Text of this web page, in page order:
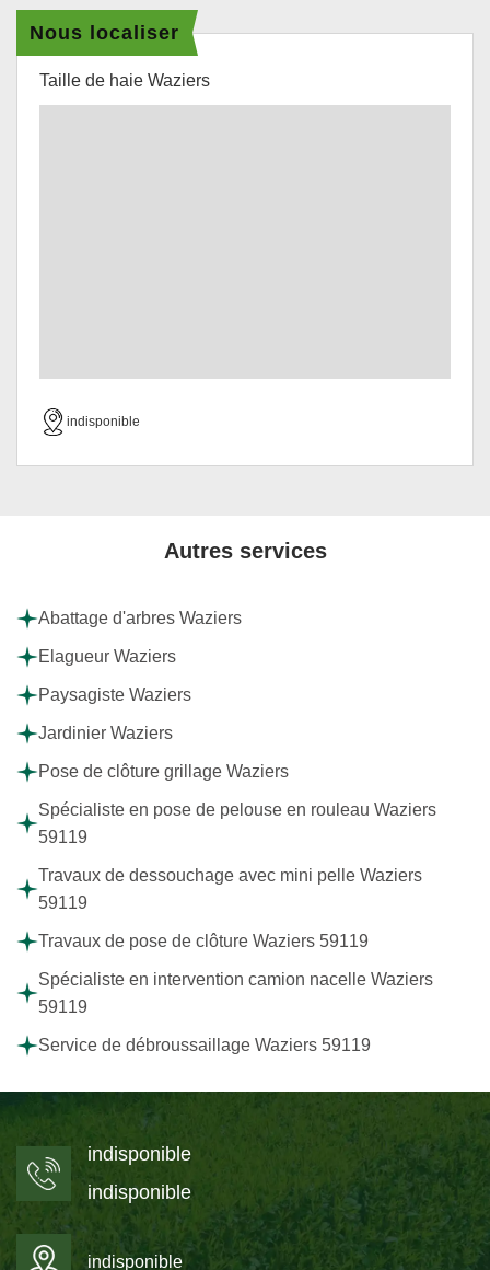
Nous localiser
Taille de haie Waziers
indisponible
Autres services
Abattage d'arbres Waziers
Elagueur Waziers
Paysagiste Waziers
Jardinier Waziers
Pose de clôture grillage Waziers
Spécialiste en pose de pelouse en rouleau Waziers
59119
Travaux de dessouchage avec mini pelle Waziers
59119
Travaux de pose de clôture Waziers 59119
Spécialiste en intervention camion nacelle Waziers
59119
Service de débroussaillage Waziers 59119
indisponible
indisponible
indisponible